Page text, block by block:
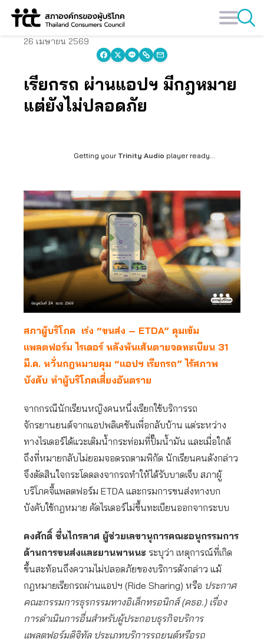
Skip
26 เมษายน 2569
เรียกรถ ผ่านแอปฯ มีกฎหมาย
แต่ยังไม่ปลอดภัย
Getting your Trinity Audio player ready...
สภาผู้บริโภค เร่ง “ขนส่ง – ETDA” คุมเข้ม
แพลตฟอร์ม ไรเดอร์ หลังพ้นเส้นตายจดทะเบียน 31
มี.ค. หวั่นกฎหมายคุม “แอปฯ เรียกรถ” ไร้สภาพ
บังคับ ทำผู้บริโภคเสี่ยงอันตราย
จากกรณีนักเรียนหญิงคนหนึ่งเรียกใช้บริการรถ
จักรยานยนต์จากแอปพลิเคชันเพื่อกลับบ้าน แต่ระหว่าง
ทางไรเดอร์ได้แวะเติมน้ำกระท่อมที่ปั๊มน้ำมัน และเมื่อใกล้
ถึงที่หมายกลับไม่ยอมจอดรถตามพิกัด นักเรียนคนดังกล่าว
จึงตัดสินใจกระโดดลงจากรถทำให้ได้รับบาดเจ็บ สภาผู้
บริโภคจี้แพลตฟอร์ม ETDA และกรมการขนส่งทางบก
บังคับใช้กฎหมาย คัดไรเดอร์ไม่ขึ้นทะเบียนออกจากระบบ
คงศักดิ์ ชื่นไกรลาศ ผู้ช่วยเลขานุการคณะอนุกรรมการ
ด้านการขนส่งและยานพาหนะ ระบุว่า เหตุการณ์ที่เกิด
ขึ้นสะท้อนถึงความไม่ปลอดภัยของบริการดังกล่าว แม้
กฎหมายเรียกรถผ่านแอปฯ (Ride Sharing) หรือ ประกาศ
คณะกรรมการธุรกรรมทางอิเล็กทรอนิกส์ (คธอ.) เรื่อง
การดำเนินการอื่นสำหรับผู้ประกอบธุรกิจบริการ
แพลตฟอร์มดิจิทัล ประเภทบริการรถยนต์หรือรถ